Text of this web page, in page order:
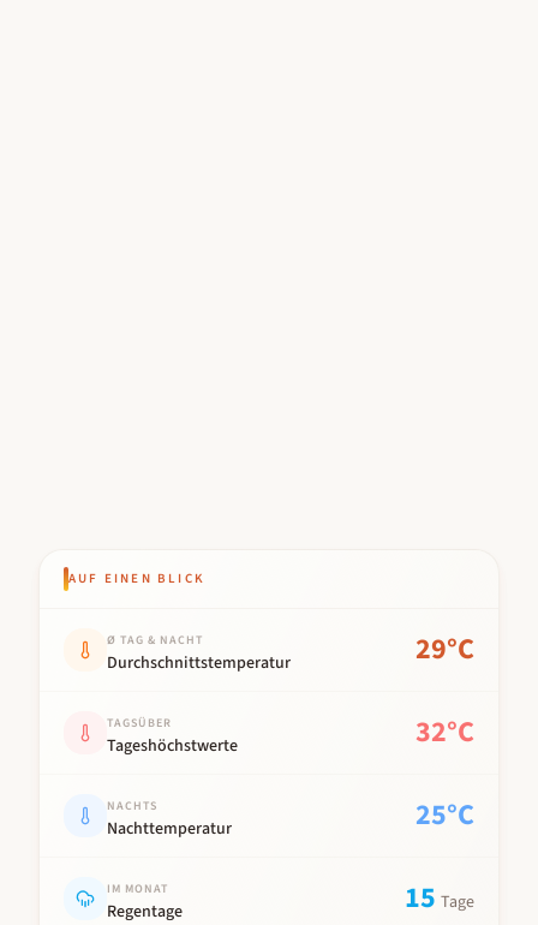
AUF EINEN BLICK
Ø TAG & NACHT
Durchschnittstemperatur 29°C
TAGSÜBER
Tageshöchstwerte 32°C
NACHTS
Nachttemperatur 25°C
IM MONAT
Regentage 15 Tage